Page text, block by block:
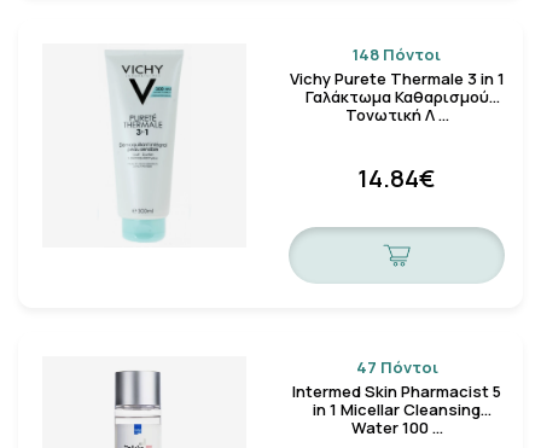
148 Πόντοι
Vichy Purete Thermale 3 in 1
Γαλάκτωμα Καθαρισμού
Τονωτική Λ …
14.84€
47 Πόντοι
Intermed Skin Pharmacist 5
in 1 Micellar Cleansing
Water 100 …